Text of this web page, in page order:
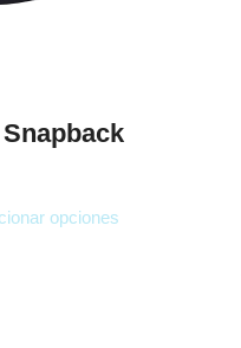
opciones